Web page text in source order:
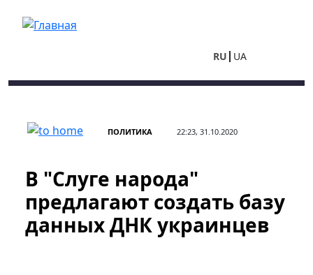
RU UA
ПОЛИТИКА 22:23, 31.10.2020
В "Слуге народа"
предлагают создать базу
данных ДНК украинцев